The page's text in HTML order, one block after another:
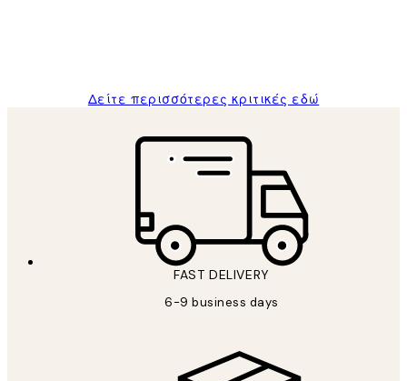
Δείτε περισσότερες κριτικές εδώ
FAST DELIVERY
6-9 business days